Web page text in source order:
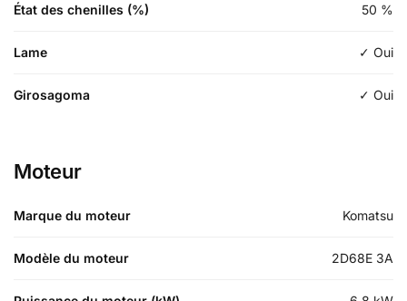
État des chenilles (%) 50 %
Lame ✓ Oui
Girosagoma ✓ Oui
Moteur
Marque du moteur Komatsu
Modèle du moteur 2D68E 3A